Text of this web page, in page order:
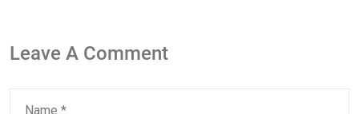
Leave A Comment